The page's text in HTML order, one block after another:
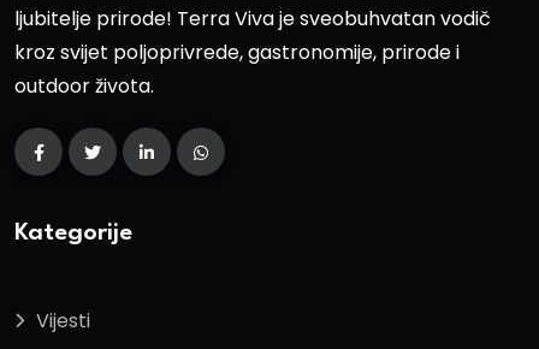
ljubitelje prirode! Terra Viva je sveobuhvatan vodič
kroz svijet poljoprivrede, gastronomije, prirode i
outdoor života.
Kategorije
Vijesti